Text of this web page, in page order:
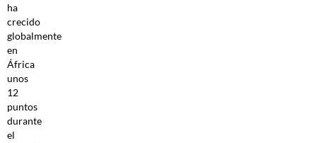
ha
crecido
globalmente
en
África
unos
12
puntos
durante
el